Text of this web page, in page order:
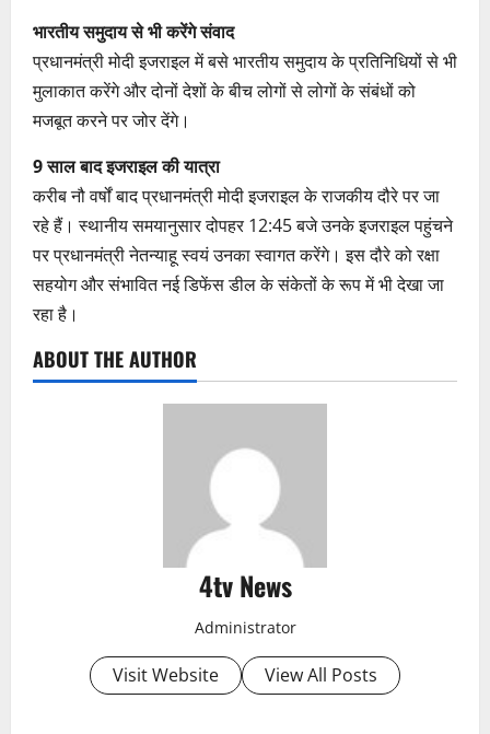
भारतीय समुदाय से भी करेंगे संवाद
प्रधानमंत्री मोदी इजराइल में बसे भारतीय समुदाय के प्रतिनिधियों से भी
मुलाकात करेंगे और दोनों देशों के बीच लोगों से लोगों के संबंधों को
मजबूत करने पर जोर देंगे।
9 साल बाद इजराइल की यात्रा
करीब नौ वर्षों बाद प्रधानमंत्री मोदी इजराइल के राजकीय दौरे पर जा
रहे हैं। स्थानीय समयानुसार दोपहर 12:45 बजे उनके इजराइल पहुंचने
पर प्रधानमंत्री नेतन्याहू स्वयं उनका स्वागत करेंगे। इस दौरे को रक्षा
सहयोग और संभावित नई डिफेंस डील के संकेतों के रूप में भी देखा जा
रहा है।
ABOUT THE AUTHOR
4tv News
Administrator
Visit Website View All Posts